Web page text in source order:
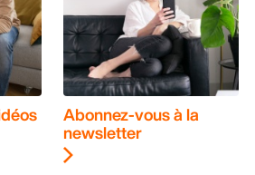
Abonnez-vous à la
newsletter